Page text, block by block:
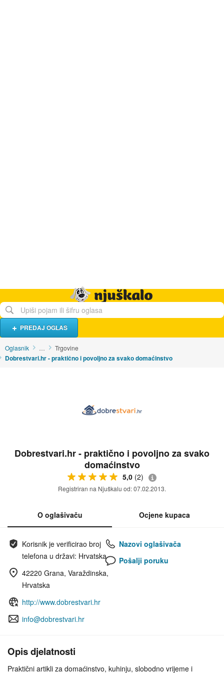
PREDAJ OGLAS
Oglasnik … Trgovine
Dobrestvari.hr - praktično i povoljno za svako domaćinstvo
Dobrestvari.hr - praktično i povoljno za svako
domaćinstvo
5,0 (2)
Registriran na Njuškalu od: 07.02.2013.
O oglašivaču Ocjene kupaca
Korisnik je verificirao broj
telefona u državi: Hrvatska
42220 Grana, Varaždinska,
Hrvatska
http://www.dobrestvari.hr
info@dobrestvari.hr
Nazovi oglašivača
Pošalji poruku
Opis djelatnosti
Praktični artikli za domaćinstvo, kuhinju, slobodno vrijeme i